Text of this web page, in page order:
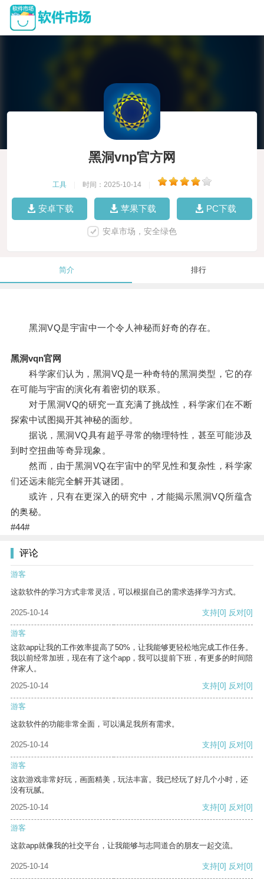
黑洞vnp官方网
工具 时间：2025-10-14
安卓下载 苹果下载 PC下载
安卓市场，安全绿色
简介 排行
黑洞VQ是宇宙中一个令人神秘而好奇的存在。
黑洞vqn官网
科学家们认为，黑洞VQ是一种奇特的黑洞类型，它的存
在可能与宇宙的演化有着密切的联系。
对于黑洞VQ的研究一直充满了挑战性，科学家们在不断
探索中试图揭开其神秘的面纱。
据说，黑洞VQ具有超乎寻常的物理特性，甚至可能涉及
到时空扭曲等奇异现象。
然而，由于黑洞VQ在宇宙中的罕见性和复杂性，科学家
们还远未能完全解开其谜团。
或许，只有在更深入的研究中，才能揭示黑洞VQ所蕴含
的奥秘。
#44#
评论
游客
这款软件的学习方式非常灵活，可以根据自己的需求选择学习方式。
2025-10-14 支持[0] 反对[0]
游客
这款app让我的工作效率提高了50%，让我能够更轻松地完成工作任务。
我以前经常加班，现在有了这个app，我可以提前下班，有更多的时间陪
伴家人。
2025-10-14
支持[0] 反对[0]
游客
这款软件的功能非常全面，可以满足我所有需求。
2025-10-14 支持[0] 反对[0]
游客
这款游戏非常好玩，画面精美，玩法丰富。我已经玩了好几个小时，还
没有玩腻。
2025-10-14
支持[0] 反对[0]
游客
这款app就像我的社交平台，让我能够与志同道合的朋友一起交流。
2025-10-14 支持[0] 反对[0]